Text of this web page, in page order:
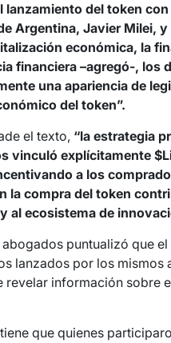
lanzamiento del token
Argentina, Javier Milei,
económica, la
financiera –agregó-, los
una apariencia de
del token”.
el texto, “la estrategia
vinculó explícitamente
a los
la compra del token
al ecosistema de
abogados puntualizó que
lanzados por los mismos
revelar información sobre
que quienes